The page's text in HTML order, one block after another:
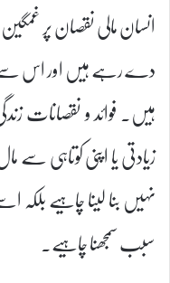
انسان مالی نقصان پر
دے رہے ہیں اور اس سے
ہیں۔ فوائد و نقصانات
زیادتی یا اپنی کوتاہی
نہیں بنا لینا چاہیے
سبب سمجھنا چاہیے۔